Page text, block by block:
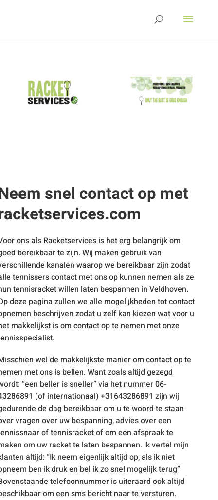
snel contact op met
ons als Racketservices is het erg belangrijk om
bereikbaar te zijn. Wij maken gebruik van
kanalen waarop we bereikbaar zijn zodat
tennissers contact met ons op kunnen nemen als ze
tennisracket willen laten bespannen in Veldhoven.
deze pagina zullen we alle mogelijkheden tot contact
beschrijven zodat u zelf kan kiezen wat voor u
makkelijkst is om contact op te nemen met onze
wel de makkelijkste manier om contact op te
met ons is bellen. Want zoals altijd gezegd
“een beller is sneller” via het nummer 06-
(of internationaal) +31643286891 zijn wij
de dag bereikbaar om u te woord te staan
vragen over uw bespanning, advies over een
of tennisracket of om een afspraak te
om uw racket te laten bespannen. Ik vertel mijn
altijd: “Ik neem eigenlijk altijd op, als ik niet
ben ik druk en bel ik zo snel mogelijk terug”
telefoonnummer is uiteraard ook altijd
om een sms bericht naar te versturen.